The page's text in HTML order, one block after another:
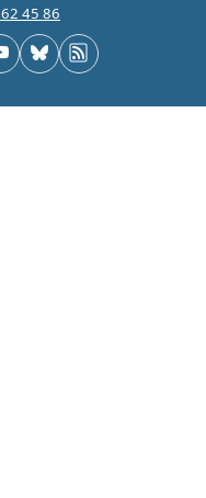
45 86
YouTube
Bluesky
RSS